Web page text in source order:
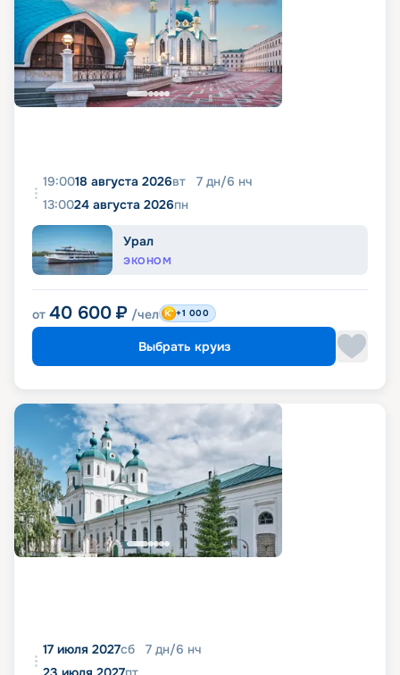
19:0018 августа 2026вт 7 дн/6 нч
13:0024 августа 2026пн
Урал
ЭКОНОМ
от 40 600 ₽ /чел +1 000
Выбрать круиз
17 июля 2027сб 7 дн/6 нч